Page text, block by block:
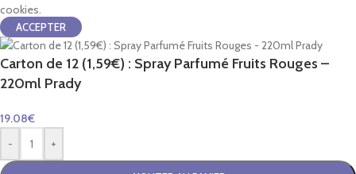
cookies.
ACCEPTER
Carton de 12 (1,59€) : Spray Parfumé Fruits Rouges –
220ml Prady
19.08€
-
+